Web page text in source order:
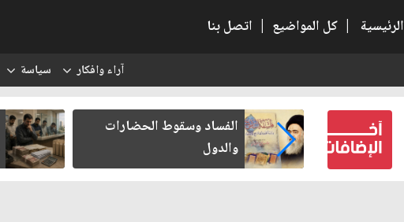
الرئيسية | كل المواضيع | اتصل بنا
آراء وافكار سياسة
كتب لنفسه
الفساد وسقوط الحضارات
والدول